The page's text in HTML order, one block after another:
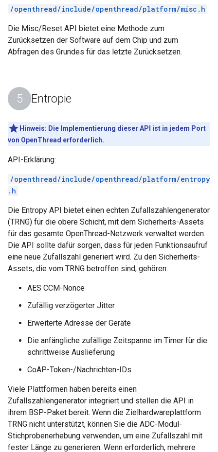
/openthread/include/openthread/platform/misc.h
Die Misc/Reset API bietet eine Methode zum
Zurücksetzen der Software auf dem Chip und zum
Abfragen des Grundes für das letzte Zurücksetzen.
Entropie
Hinweis: Die Implementierung dieser API ist in jedem Port
von OpenThread erforderlich.
API-Erklärung:
/openthread/include/openthread/platform/entropy
.h
Die Entropy API bietet einen echten Zufallszahlengenerator
(TRNG) für die obere Schicht, mit dem Sicherheits-Assets
für das gesamte OpenThread-Netzwerk verwaltet werden.
Die API sollte dafür sorgen, dass für jeden Funktionsaufruf
eine neue Zufallszahl generiert wird. Zu den Sicherheits-
Assets, die vom TRNG betroffen sind, gehören:
AES CCM-Nonce
Zufällig verzögerter Jitter
Erweiterte Adresse der Geräte
Die anfängliche zufällige Zeitspanne im Timer für die
schrittweise Auslieferung
CoAP-Token-/Nachrichten-IDs
Viele Plattformen haben bereits einen
Zufallszahlengenerator integriert und stellen die API in
ihrem BSP-Paket bereit. Wenn die Zielhardwareplattform
TRNG nicht unterstützt, können Sie die ADC-Modul-
Stichprobenerhebung verwenden, um eine Zufallszahl mit
fester Länge zu generieren. Wenn erforderlich, mehrere